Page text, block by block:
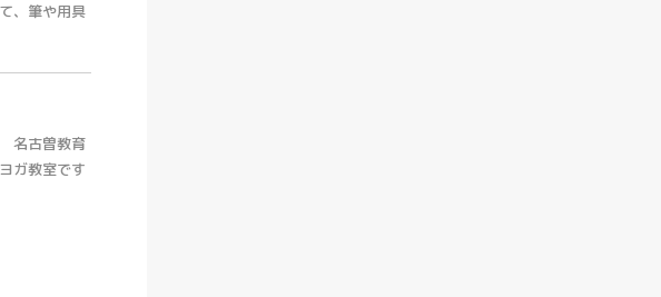
、筆や用具
名古曽教育
ガ教室です